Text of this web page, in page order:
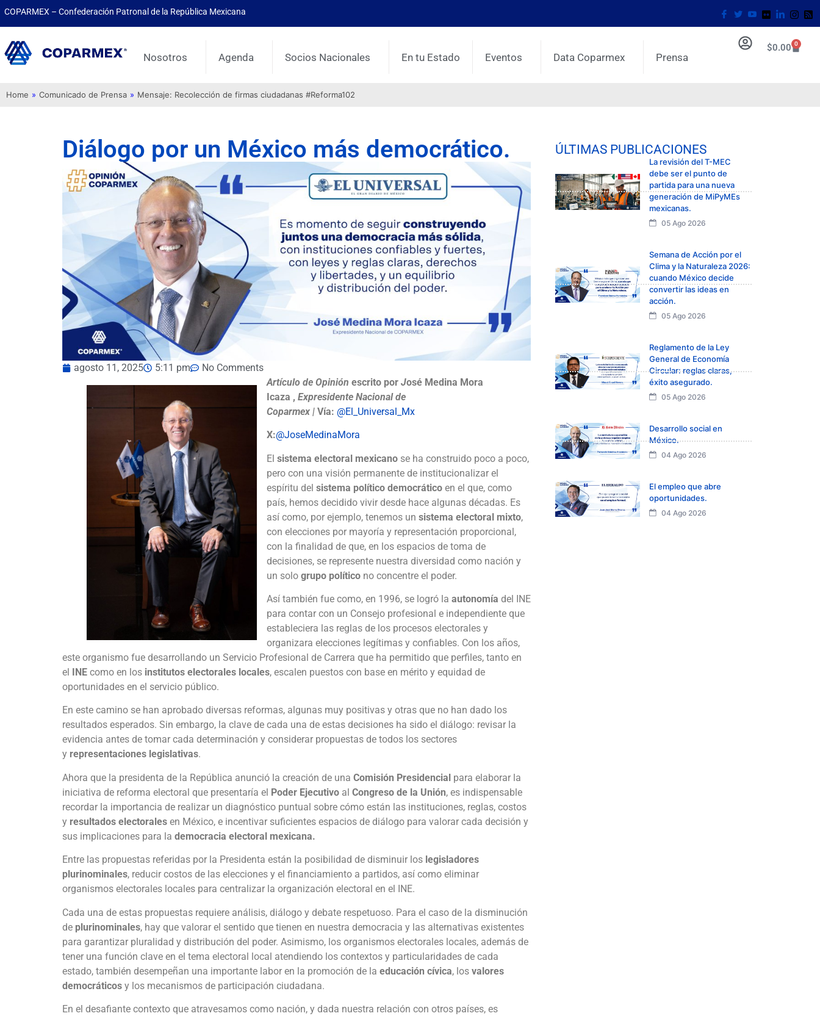
COPARMEX – Confederación Patronal de la República Mexicana
Nosotros Agenda Socios Nacionales En tu Estado Eventos Data Coparmex Prensa
$0.00 0
Home » Comunicado de Prensa » Mensaje: Recolección de firmas ciudadanas #Reforma102
Diálogo por un México más democrático.
agosto 11, 2025 5:11 pm
No Comments
Artículo de Opinión escrito por José Medina Mora
Icaza , Expresidente Nacional de
Coparmex | Vía: @El_Universal_Mx
X:@JoseMedinaMora
El sistema electoral mexicano se ha construido poco a poco,
pero con una visión permanente de institucionalizar el
espíritu del sistema político democrático en el que, como
país, hemos decidido vivir desde hace algunas décadas. Es
así como, por ejemplo, tenemos un sistema electoral mixto,
con elecciones por mayoría y representación proporcional,
con la finalidad de que, en los espacios de toma de
decisiones, se represente nuestra diversidad como nación y
un solo grupo político no concentre el poder.
Así también fue como, en 1996, se logró la autonomía del INE
para contar con un Consejo profesional e independiente que
estableciera las reglas de los procesos electorales y
organizara elecciones legítimas y confiables. Con los años,
este organismo fue desarrollando un Servicio Profesional de Carrera que ha permitido que perfiles, tanto en
el INE como en los institutos electorales locales, escalen puestos con base en mérito y equidad de
oportunidades en el servicio público.
En este camino se han aprobado diversas reformas, algunas muy positivas y otras que no han dado los
resultados esperados. Sin embargo, la clave de cada una de estas decisiones ha sido el diálogo: revisar la
evidencia antes de tomar cada determinación y considerar propuestas de todos los sectores
y representaciones legislativas.
Ahora que la presidenta de la República anunció la creación de una Comisión Presidencial para elaborar la
iniciativa de reforma electoral que presentaría el Poder Ejecutivo al Congreso de la Unión, es indispensable
recordar la importancia de realizar un diagnóstico puntual sobre cómo están las instituciones, reglas, costos
y resultados electorales en México, e incentivar suficientes espacios de diálogo para valorar cada decisión y
sus implicaciones para la democracia electoral mexicana.
Entre las propuestas referidas por la Presidenta están la posibilidad de disminuir los legisladores
plurinominales, reducir costos de las elecciones y el financiamiento a partidos, así como eliminar
organismos electorales locales para centralizar la organización electoral en el INE.
Cada una de estas propuestas requiere análisis, diálogo y debate respetuoso. Para el caso de la disminución
de plurinominales, hay que valorar el sentido que tienen en nuestra democracia y las alternativas existentes
para garantizar pluralidad y distribución del poder. Asimismo, los organismos electorales locales, además de
tener una función clave en el tema electoral local atendiendo los contextos y particularidades de cada
estado, también desempeñan una importante labor en la promoción de la educación cívica, los valores
democráticos y los mecanismos de participación ciudadana.
En el desafiante contexto que atravesamos como nación, y dada nuestra relación con otros países, es
ÚLTIMAS PUBLICACIONES
La revisión del T-MEC
debe ser el punto de
partida para una nueva
generación de MiPyMEs
mexicanas.
05 Ago 2026
Semana de Acción por el
Clima y la Naturaleza 2026:
cuando México decide
convertir las ideas en
acción.
05 Ago 2026
Reglamento de la Ley
General de Economía
Circular: reglas claras,
éxito asegurado.
05 Ago 2026
Desarrollo social en
México.
04 Ago 2026
El empleo que abre
oportunidades.
04 Ago 2026